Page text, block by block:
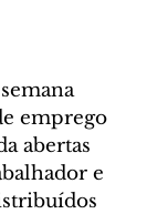
emprego
abertas
e